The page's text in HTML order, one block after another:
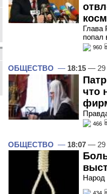
Глава
попал
960
ОБЩЕСТВО — 18:15 — 29
что
466
ОБЩЕСТВО — 18:07 — 29
Народ